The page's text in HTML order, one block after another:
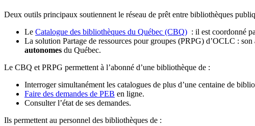
Deux outils principaux soutiennent le réseau de prêt entre bibliothèques
Le Catalogue des bibliothèques du Québec (CBQ) : il est coordonné
La solution Partage de ressources pour groupes (PRPG) d’OCLC :
autonomes du Québec.
Le CBQ et PRPG permettent à l’abonné d’une bibliothèque de :
Interroger simultanément les catalogues de plus d’une centaine de
Faire des demandes de PEB en ligne.
Consulter l’état de ses demandes.
Ils permettent au personnel des bibliothèques de :